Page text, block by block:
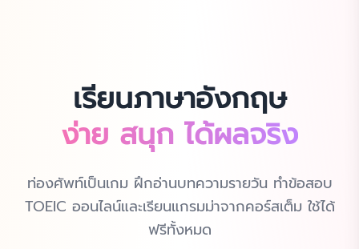
เรียนภาษาอังกฤษ
ง่าย สนุก ได้ผลจริง
ท่องศัพท์เป็นเกม ฝึกอ่านบทความรายวัน ทำข้อสอบ
TOEIC ออนไลน์และเรียนแกรมม่าจากคอร์สเต็ม ใช้ได้
ฟรีทั้งหมด